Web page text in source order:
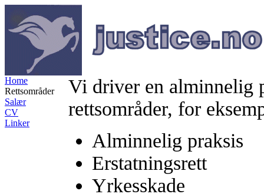
Home
Rettsområder
Salær
CV
Linker
Vi driver en alminnelig
rettsområder, for
Alminnelig praksis
Erstatningsrett
Yrkesskade